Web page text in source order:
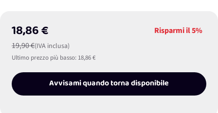
18,86 €
19,90 €(IVA inclusa)
Risparmi il5%
Ultimo prezzo più basso: 18,86 €
Avvisami quando torna disponibile